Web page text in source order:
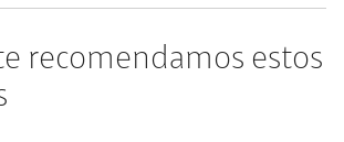
recomendamos estos